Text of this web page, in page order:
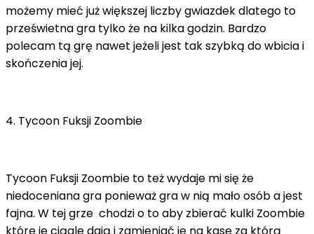
możemy mieć już większej liczby gwiazdek dlatego to
prześwietna gra tylko że na kilka godzin. Bardzo
polecam tą grę nawet jeżeli jest tak szybką do wbicia i
skończenia jej.
4. Tycoon Fuksji Zoombie
Tycoon Fuksji Zoombie to też wydaje mi się że
niedoceniana gra ponieważ gra w nią mało osób a jest
fajna. W tej grze chodzi o to aby zbierać kulki Zoombie
które je ciągle dają i zamieniać je na kasę za którą